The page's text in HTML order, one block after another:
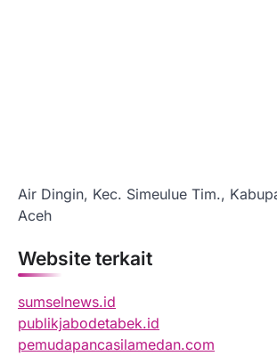
Air Dingin, Kec. Simeulue Tim.,
Aceh
Website terkait
sumselnews.id
publikjabodetabek.id
pemudapancasilamedan.com